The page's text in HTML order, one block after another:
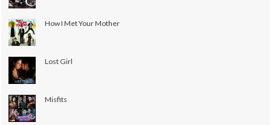
How I Met Your Mother
Lost Girl
Misfits